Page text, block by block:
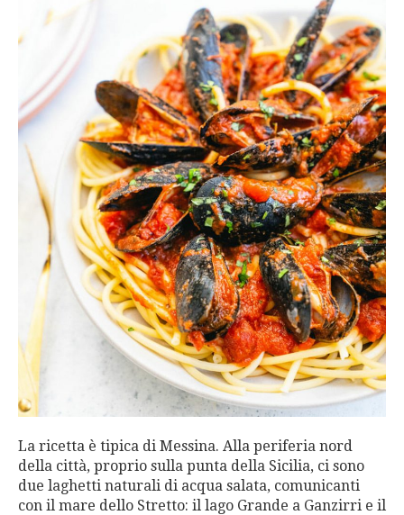
La ricetta è tipica di Messina. Alla periferia nord
della città, proprio sulla punta della Sicilia, ci sono
due laghetti naturali di acqua salata, comunicanti
con il mare dello Stretto: il lago Grande a Ganzirri e il